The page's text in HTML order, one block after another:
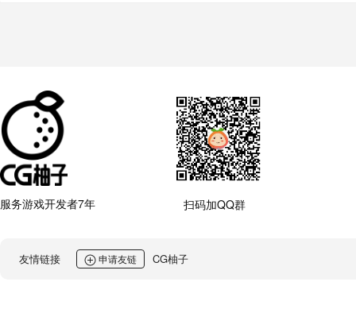
服务游戏开发者7年 扫码加QQ群
友情链接 申请友链 CG柚子